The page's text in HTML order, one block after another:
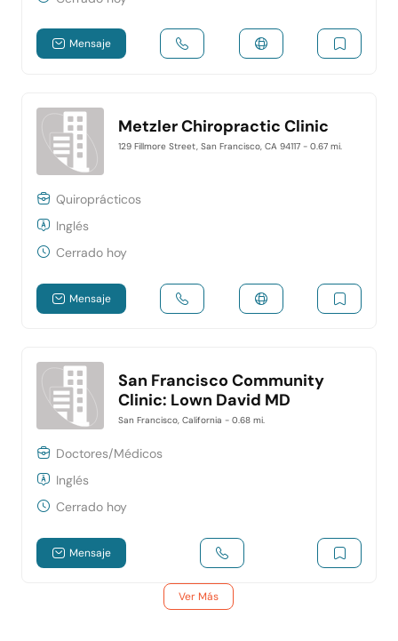
Mensaje
Metzler Chiropractic Clinic
129 Fillmore Street, San Francisco, CA 94117 - 0.67 mi.
Quiroprácticos
Inglés
Cerrado hoy
Mensaje
San Francisco Community
Clinic: Lown David MD
San Francisco, California - 0.68 mi.
Doctores/Médicos
Inglés
Cerrado hoy
Mensaje
Ver Más